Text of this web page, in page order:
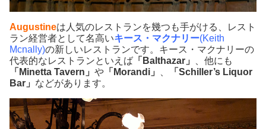
Augustineは人気のレストランを幾つも手がける、レスト
ラン経営者として名高いキース・マクナリー(Keith
Mcnally)の新しいレストランです。キース・マクナリーの
代表的なレストランといえば 「Balthazar」
、他にも
「Minetta Tavern」 や 「Morandi」
「Schiller’s Liquor
Bar」 などがあります。